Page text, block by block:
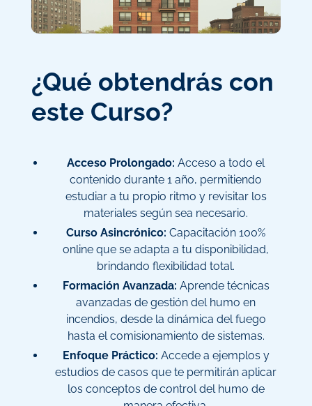
¿Qué obtendrás con
este Curso?
Acceso Prolongado: Acceso a todo el
contenido durante 1 año, permitiendo
estudiar a tu propio ritmo y revisitar los
materiales según sea necesario.
Curso Asincrónico: Capacitación 100%
online que se adapta a tu disponibilidad,
brindando flexibilidad total.
Formación Avanzada: Aprende técnicas
avanzadas de gestión del humo en
incendios, desde la dinámica del fuego
hasta el comisionamiento de sistemas.
Enfoque Práctico: Accede a ejemplos y
estudios de casos que te permitirán aplicar
los conceptos de control del humo de